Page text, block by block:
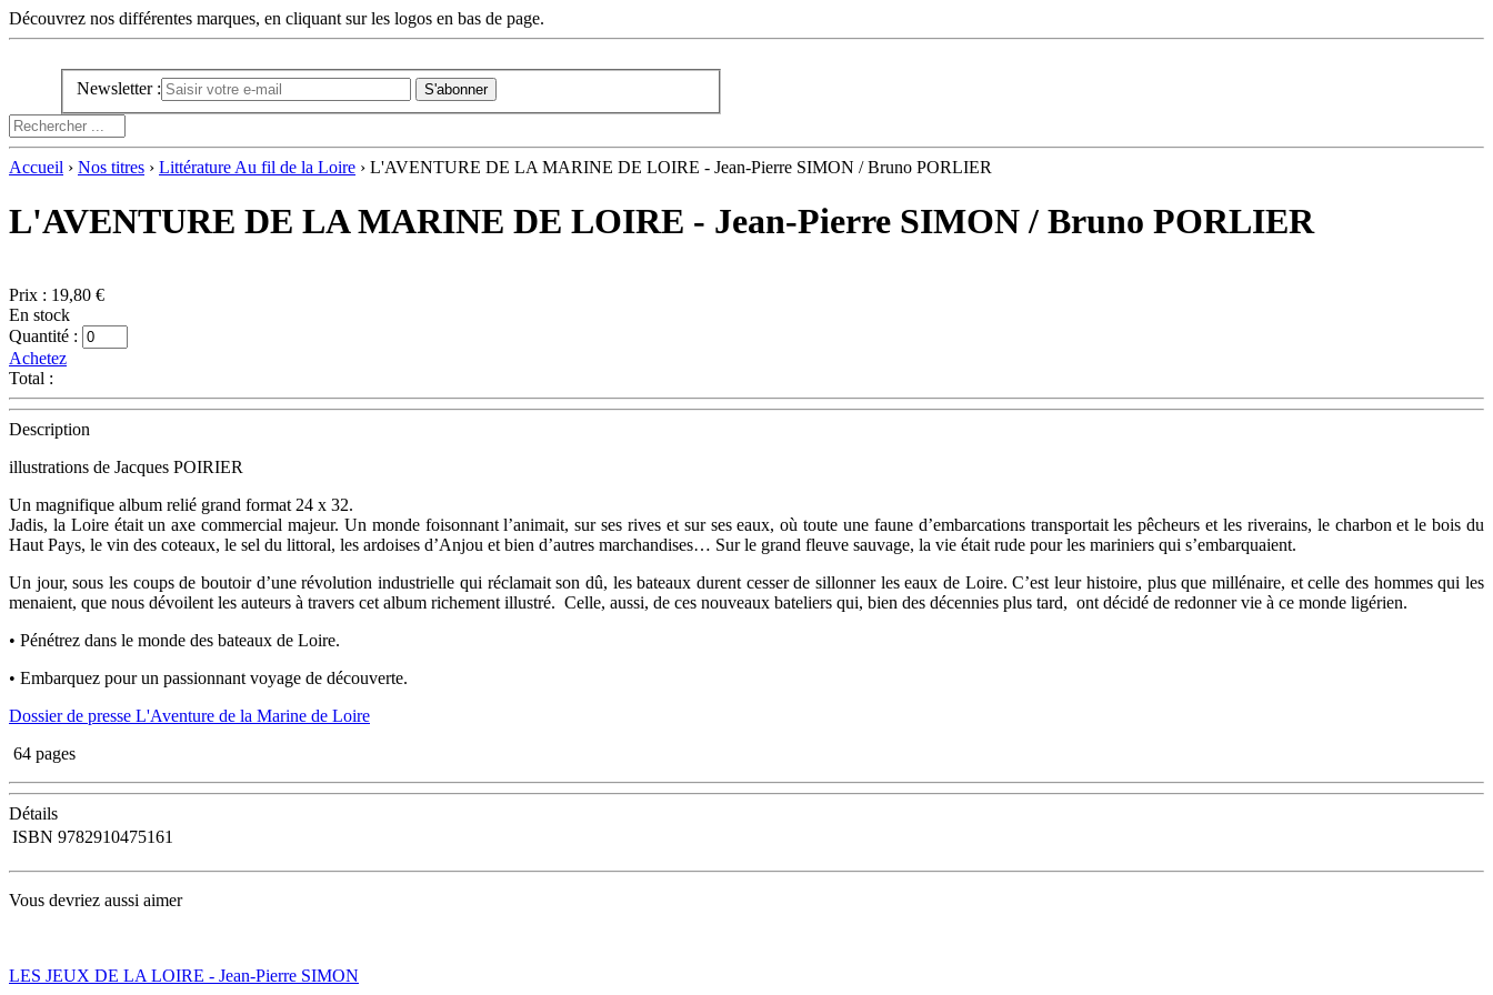
Découvrez nos différentes marques, en cliquant sur les logos en bas de page.
Newsletter :
Accueil › Nos titres › Littérature Au fil de la Loire › L'AVENTURE DE LA MARINE DE LOIRE - Jean-Pierre SIMON / Bruno PORLIER
L'AVENTURE DE LA MARINE DE LOIRE - Jean-Pierre SIMON / Bruno PORLIER
Prix : 19,80 €
En stock
Quantité :
Achetez
Total :
Description
illustrations de Jacques POIRIER
Un magnifique album relié grand format 24 x 32.
Jadis, la Loire était un axe commercial majeur. Un monde foisonnant l’animait, sur ses rives et sur ses eaux, où toute une faune d’embarcations transportait les pêcheurs et les riverains, le charbon et le bois du
Haut Pays, le vin des coteaux, le sel du littoral, les ardoises d’Anjou et bien d’autres marchandises… Sur le grand fleuve sauvage, la vie était rude pour les mariniers qui s’embarquaient.
Un jour, sous les coups de boutoir d’une révolution industrielle qui réclamait son dû, les bateaux durent cesser de sillonner les eaux de Loire. C’est leur histoire, plus que millénaire, et celle des hommes qui les
menaient, que nous dévoilent les auteurs à travers cet album richement illustré. Celle, aussi, de ces nouveaux bateliers qui, bien des décennies plus tard, ont décidé de redonner vie à ce monde ligérien.
• Pénétrez dans le monde des bateaux de Loire.
• Embarquez pour un passionnant voyage de découverte.
Dossier de presse L'Aventure de la Marine de Loire
64 pages
Détails
ISBN 9782910475161
Vous devriez aussi aimer
LES JEUX DE LA LOIRE - Jean-Pierre SIMON